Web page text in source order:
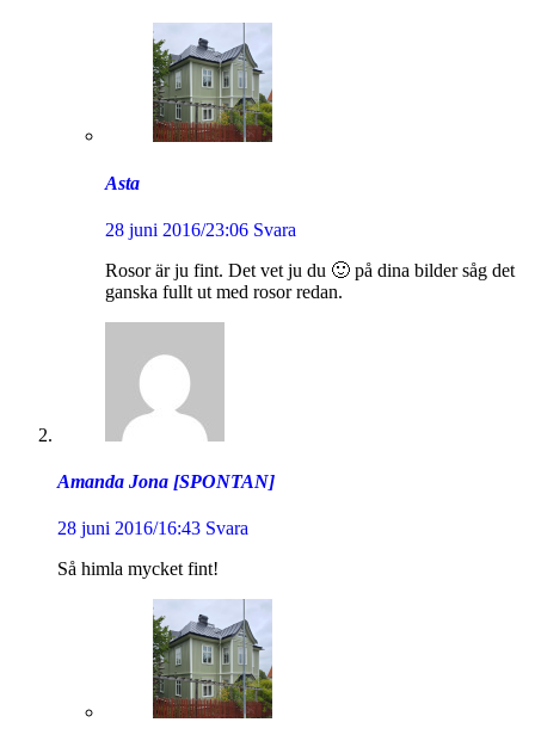
Asta
28 juni 2016/23:06 Svara
Rosor är ju fint. Det vet ju du 🙂 på dina bilder såg det
ganska fullt ut med rosor redan.
Amanda Jona [SPONTAN]
28 juni 2016/16:43 Svara
Så himla mycket fint!